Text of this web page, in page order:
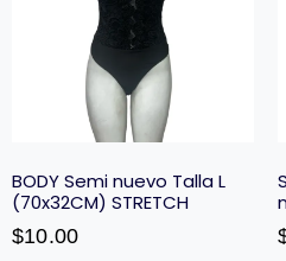
BODY Semi nuevo Talla L
(70x32CM) STRETCH
$10.00